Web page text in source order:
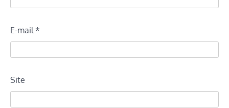
E-mail *
Site